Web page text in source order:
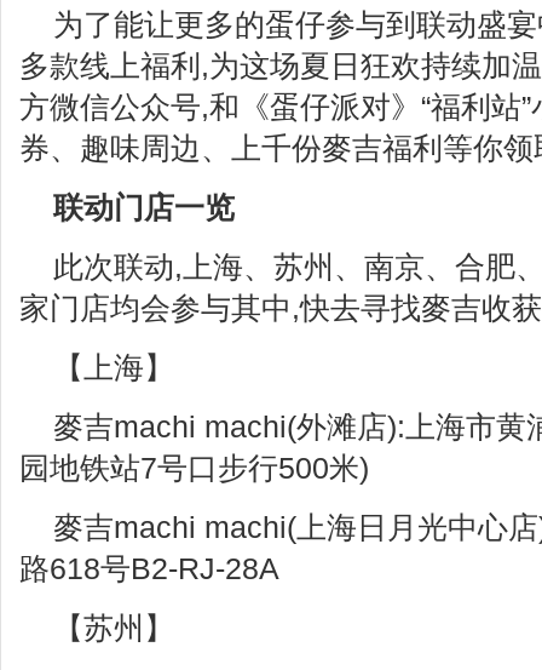
为了能让更多的蛋仔参与到联动盛
多款线上福利,为这场夏日狂欢持续加
方微信公众号,和《蛋仔派对》“福利站
券、趣味周边、上千份麥吉福利等你领
联动门店一览
此次联动,上海、苏州、南京、合肥
家门店均会参与其中,快去寻找麥吉收
【上海】
麥吉machi machi(外滩店):上海市黄
园地铁站7号口步行500米)
麥吉machi machi(上海日月光中心
路618号B2-RJ-28A
【苏州】